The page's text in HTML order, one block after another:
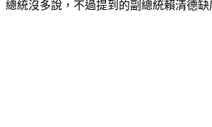
總統沒多說，不過提到的副總統賴清德